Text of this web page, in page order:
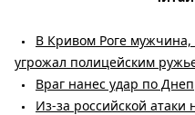
В Кривом Роге
угрожал полицейским
Враг нанес удар по
Из-за российской